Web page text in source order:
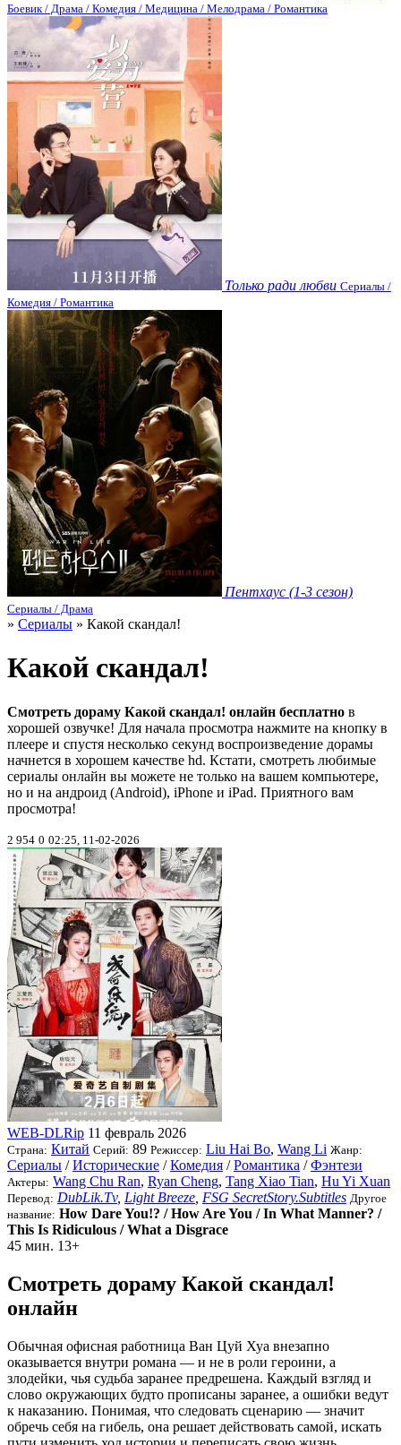
Боевик / Драма / Комедия / Медицина / Мелодрама / Романтика
Только ради любви Сериалы /
Комедия / Романтика
Пентхаус (1-3 сезон)
Сериалы / Драма
» Сериалы » Какой скандал!
Какой скандал!
Смотреть дораму Какой скандал! онлайн бесплатно в
хорошей озвучке! Для начала просмотра нажмите на кнопку в
плеере и спустя несколько секунд воспроизведение дорамы
начнется в хорошем качестве hd. Кстати, смотреть любимые
сериалы онлайн вы можете не только на вашем компьютере,
но и на андроид (Android), iPhone и iPad. Приятного вам
просмотра!
2 954 0 02:25, 11-02-2026
WEB-DLRip 11 февраль 2026
Страна: Китай Серий: 89 Режиссер: Liu Hai Bo, Wang Li Жанр:
Сериалы /Исторические /Комедия /Романтика /Фэнтези
Актеры: Wang Chu Ran, Ryan Cheng, Tang Xiao Tian, Hu Yi Xuan
Перевод: DubLik.Tv, Light Breeze FSG SecretStory.Subtitles Другое
название: How Dare You!? / How Are You / In What Manner? /
This Is Ridiculous / What a Disgrace
45 мин. 13+
Смотреть дораму Какой скандал!
онлайн
Обычная офисная работница Ван Цуй Хуа внезапно
оказывается внутри романа — и не в роли героини, а
злодейки, чья судьба заранее предрешена. Каждый взгляд и
слово окружающих будто прописаны заранее, а ошибки ведут
к наказанию. Понимая, что следовать сценарию — значит
обречь себя на гибель, она решает действовать самой, искать